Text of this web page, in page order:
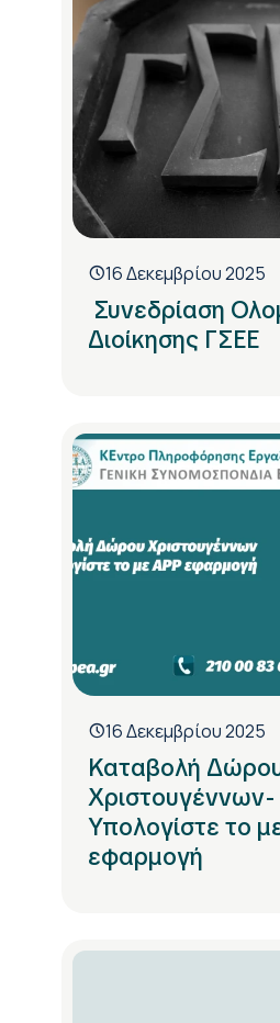
16 Δεκεμβρίου 2025
Συνεδρίαση
Διοίκησης ΓΣΕΕ
16 Δεκεμβρίου 2025
Καταβολή
Χριστουγέννων-
Υπολογίστε το
εφαρμογή